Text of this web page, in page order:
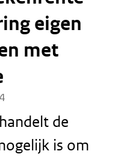
eigen
met
de
is om